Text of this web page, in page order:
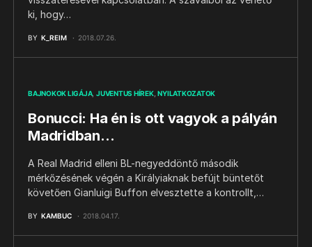
ki, hogy…
BY K_REIM 2018.07.26.
BAJNOKOK LIGÁJA JUVENTUS HÍREK NYILATKOZATOK
Bonucci: Ha én is ott vagyok a pályán
Madridban…
A Real Madrid elleni BL-negyeddöntő második
mérkőzésének végén a Királyiaknak befújt büntetőt
követően Gianluigi Buffon elvesztette a kontrollt,…
BY KAMBUC 2018.04.17.